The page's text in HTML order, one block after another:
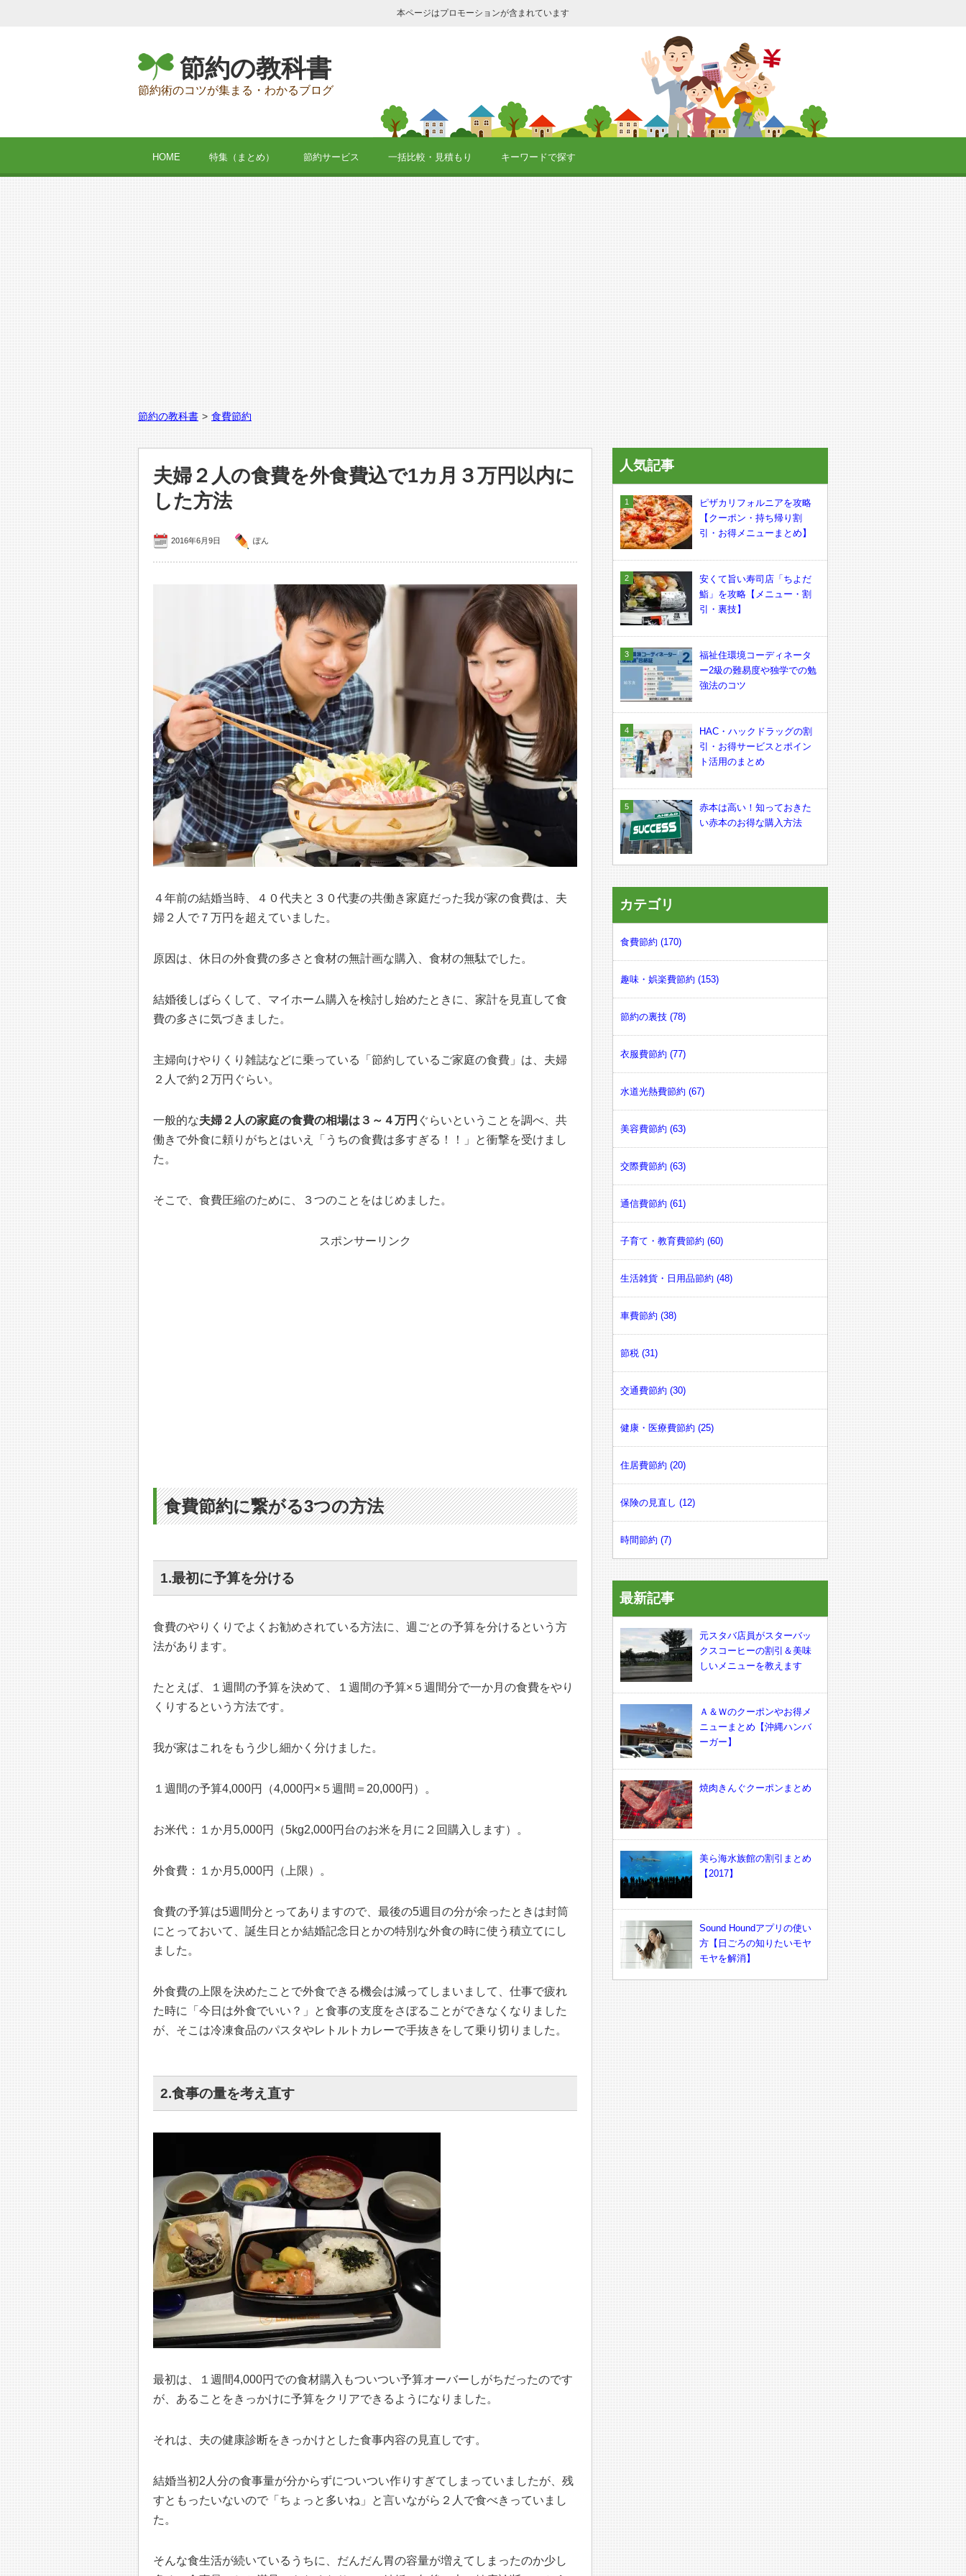
本ページはプロモーションが含まれています
節約の教科書
節約術のコツが集まる・わかるブログ
HOME 特集（まとめ） 節約サービス 一括比較・見積もり キーワードで探す
節約の教科書 > 食費節約
夫婦２人の食費を外食費込で1カ月３万円以内に
した方法
2016年6月9日 ぽん
４年前の結婚当時、４０代夫と３０代妻の共働き家庭だった我が家の食費は、夫
婦２人で７万円を超えていました。
原因は、休日の外食費の多さと食材の無計画な購入、食材の無駄でした。
結婚後しばらくして、マイホーム購入を検討し始めたときに、家計を見直して食
費の多さに気づきました。
主婦向けやりくり雑誌などに乗っている「節約しているご家庭の食費」は、夫婦
２人で約２万円ぐらい。
一般的な夫婦２人の家庭の食費の相場は３～４万円 ぐらいということを調べ、共
働きで外食に頼りがちとはいえ「うちの食費は多すぎる！！」と衝撃を受けまし
た。
そこで、食費圧縮のために、３つのことをはじめました。
スポンサーリンク
食費節約に繋がる3つの方法
1.最初に予算を分ける
食費のやりくりでよくお勧めされている方法に、週ごとの予算を分けるという方
法があります。
たとえば、１週間の予算を決めて、１週間の予算×５週間分で一か月の食費をやり
くりするという方法です。
我が家はこれをもう少し細かく分けました。
１週間の予算4,000円（4,000円×５週間＝20,000円）。
お米代：１か月5,000円（5kg2,000円台のお米を月に２回購入します）。
外食費：１か月5,000円（上限）。
食費の予算は5週間分とってありますので、最後の5週目の分が余ったときは封筒
にとっておいて、誕生日とか結婚記念日とかの特別な外食の時に使う積立てにし
ました。
外食費の上限を決めたことで外食できる機会は減ってしまいまして、仕事で疲れ
た時に「今日は外食でいい？」と食事の支度をさぼることができなくなりました
が、そこは冷凍食品のパスタやレトルトカレーで手抜きをして乗り切りました。
2.食事の量を考え直す
最初は、１週間4,000円での食材購入もついつい予算オーバーしがちだったのです
が、あることをきっかけに予算をクリアできるようになりました。
それは、夫の健康診断をきっかけとした食事内容の見直しです。
結婚当初2人分の食事量が分からずについつい作りすぎてしまっていましたが、残
すともったいないので「ちょっと多いね」と言いながら２人で食べきっていまし
た。
そんな食生活が続いているうちに、だんだん胃の容量が増えてしまったのか少し
人気記事
ピザカリフォルニアを攻略
【クーポン・持ち帰り割
引・お得メニューまとめ】
安くて旨い寿司店「ちよだ
鮨」を攻略【メニュー・割
引・裏技】
福祉住環境コーディネータ
ー2級の難易度や独学での勉
強法のコツ
HAC・ハックドラッグの割
引・お得サービスとポイン
ト活用のまとめ
赤本は高い！知っておきた
い赤本のお得な購入方法
カテゴリ
食費節約 (170)
趣味・娯楽費節約 (153)
節約の裏技 (78)
衣服費節約 (77)
水道光熱費節約 (67)
美容費節約 (63)
交際費節約 (63)
通信費節約 (61)
子育て・教育費節約 (60)
生活雑貨・日用品節約 (48)
車費節約 (38)
節税 (31)
交通費節約 (30)
健康・医療費節約 (25)
住居費節約 (20)
保険の見直し (12)
時間節約 (7)
最新記事
元スタバ店員がスターバッ
クスコーヒーの割引＆美味
しいメニューを教えます
Ａ＆Ｗのクーポンやお得メ
ニューまとめ【沖縄ハンバ
ーガー】
焼肉きんぐクーポンまとめ
美ら海水族館の割引まとめ
【2017】
Sound Houndアプリの使い
方【日ごろの知りたいモヤ
モヤを解消】